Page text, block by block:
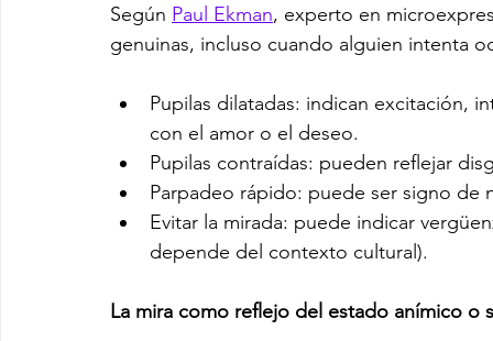
Según Paul Ekman, experto en
genuinas, incluso cuando alguien intenta
Pupilas dilatadas: indican excitación,
con el amor o el deseo.
Pupilas contraídas: pueden reflejar
Parpadeo rápido: puede ser signo de
Evitar la mirada: puede indicar
depende del contexto cultural).
La mira como reflejo del estado anímico o